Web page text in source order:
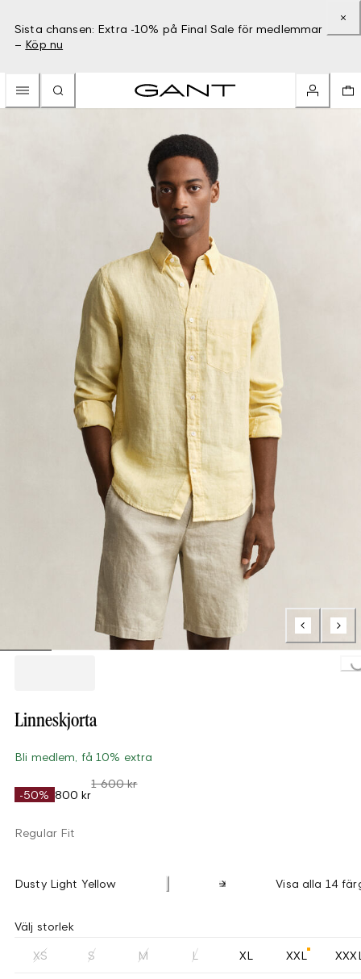
Sista chansen: Extra -10% på Final Sale för medlemmar
– Köp nu
Loading...
Linneskjorta
Bli medlem, få 10% extra
-50% 800 kr
1 600 kr
Regular Fit
Dusty Light Yellow Visa alla 14
Välj storlek
XS S M L XL XXL